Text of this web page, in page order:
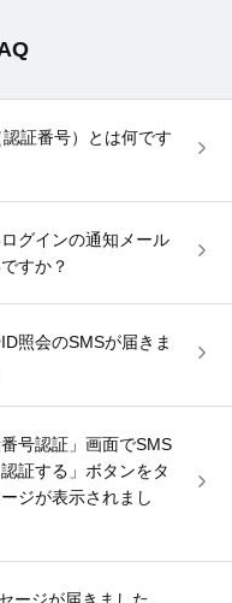
認証番号）とは何です
グインの通知メール
すか？
照会のSMSが届きま
号認証」画面でSMS
証する」ボタンをタ
ジが表示されまし